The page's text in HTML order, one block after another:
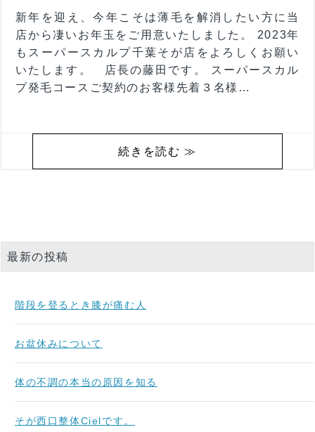
新年を迎え、今年こそは薄毛を解消したい方に当
店から凄いお年玉をご用意いたしました。 2023年
もスーパースカルプ千葉そが店をよろしくお願い
いたします。 店長の藤田です。 スーパースカル
プ発毛コースご契約のお客様先着３名様…
続きを読む ≫
最新の投稿
階段を登るとき膝が痛む人
お盆休みについて
体の不調の本当の原因を知る
そが西口整体Cielです。